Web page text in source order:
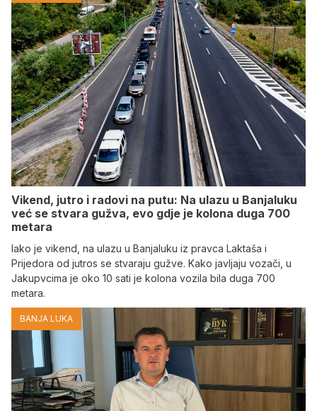
Vikend, jutro i radovi na putu: Na ulazu u Banjaluku
već se stvara gužva, evo gdje je kolona duga 700
metara
Iako je vikend, na ulazu u Banjaluku iz pravca Laktaša i
Prijedora od jutros se stvaraju gužve. Kako javljaju vozači, u
Jakupvcima je oko 10 sati je kolona vozila bila duga 700
metara.
BANJA LUKA